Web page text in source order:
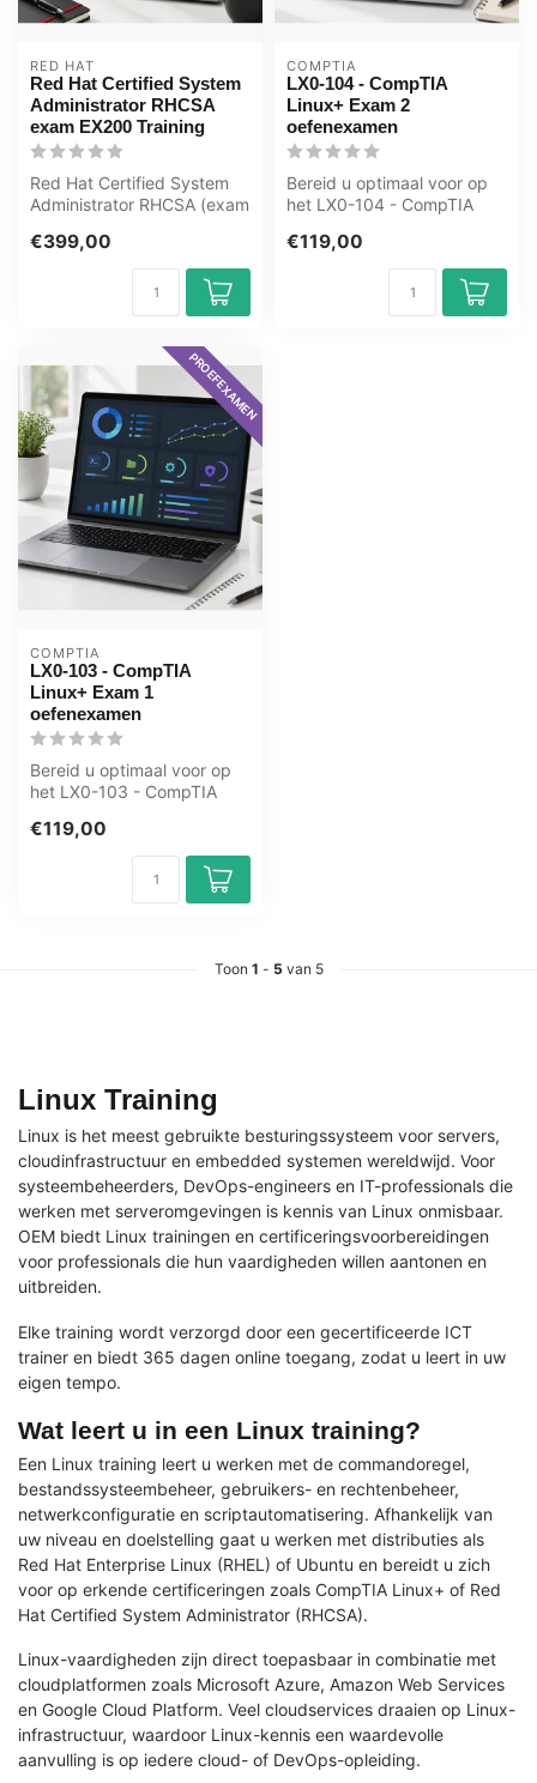
RED HAT
Red Hat Certified System
Administrator RHCSA
exam EX200 Training
Red Hat Certified System
Administrator RHCSA (exam
tr...
€399,00
COMPTIA
LX0-104 - CompTIA
Linux+ Exam 2
oefenexamen
Bereid u optimaal voor op
het LX0-104 - CompTIA
het GMe...
€119,00
PROEFEXAMEN
COMPTIA
LX0-103 - CompTIA
Linux+ Exam 1
oefenexamen
Bereid u optimaal voor op
het LX0-103 - CompTIA
het GMe...
€119,00
Toon 1 - 5 van 5
Linux Training
Linux is het meest gebruikte besturingssysteem voor servers,
cloudinfrastructuur en embedded systemen wereldwijd. Voor
systeembeheerders, DevOps-engineers en IT-professionals die
werken met serveromgevingen is kennis van Linux onmisbaar.
OEM biedt Linux trainingen en certificeringsvoorbereidingen
voor professionals die hun vaardigheden willen aantonen en
uitbreiden.
Elke training wordt verzorgd door een gecertificeerde ICT
trainer en biedt 365 dagen online toegang, zodat u leert in uw
eigen tempo.
Wat leert u in een Linux training?
Een Linux training leert u werken met de commandoregel,
bestandssysteembeheer, gebruikers- en rechtenbeheer,
netwerkconfiguratie en scriptautomatisering. Afhankelijk van
uw niveau en doelstelling gaat u werken met distributies als
Red Hat Enterprise Linux (RHEL) of Ubuntu en bereidt u zich
voor op erkende certificeringen zoals CompTIA Linux+ of Red
Hat Certified System Administrator (RHCSA).
Linux-vaardigheden zijn direct toepasbaar in combinatie met
cloudplatformen zoals Microsoft Azure, Amazon Web Services
en Google Cloud Platform. Veel cloudservices draaien op Linux-
infrastructuur, waardoor Linux-kennis een waardevolle
aanvulling is op iedere cloud- of DevOps-opleiding.